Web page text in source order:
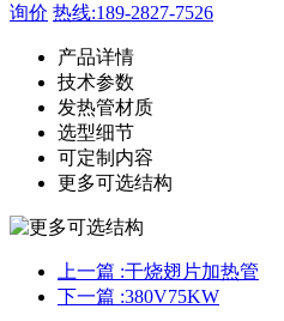
询价 热线:189-2827-7526
产品详情
技术参数
发热管材质
选型细节
可定制内容
更多可选结构
上一篇 :干烧翅片加热管
下一篇 :380V75KW